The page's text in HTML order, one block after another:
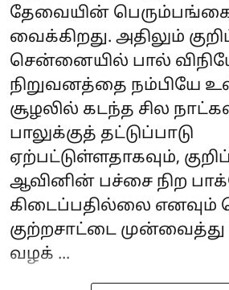
தேவையின்
வைக்கிறது. அதிலும்
சென்னையில் பால்
நிறுவனத்தை நம்பியே
சூழலில் கடந்த சில
பாலுக்குத் தட்டுப்பாடு
ஏற்பட்டுள்ளதாகவும்,
ஆவினின் பச்சை நிற‌
கிடைப்பதில்லை
குற்றசாட்டை
வழக் ...